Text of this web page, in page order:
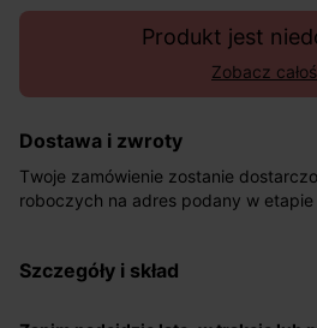
Produkt jest
Zobacz
Dostawa i zwroty
Twoje zamówienie zostanie
roboczych na adres podany w
pośrednictwem DHL Express.
szczegóły i skład